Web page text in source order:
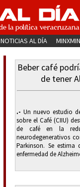
NOTICIAS AL DÍA
Beber café
de tener
.- Un nuevo estudio
sobre el Café (CIIU)
de café en la
neurodegenerativos
Parkinson. Se
enfermedad de